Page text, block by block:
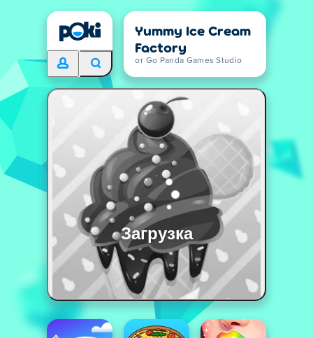
Yummy Ice Cream
Factory
от Go Panda Games Studio
Загрузка